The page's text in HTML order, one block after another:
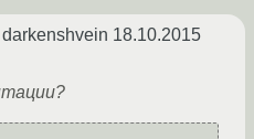
darkenshvein 18.10.2015